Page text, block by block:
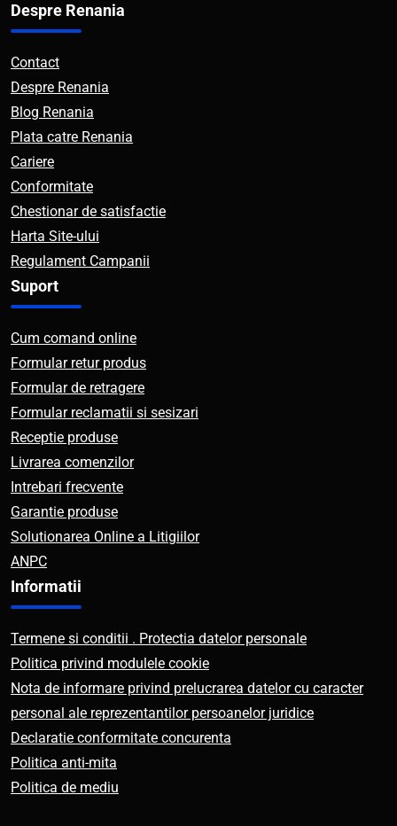
Despre Renania
Contact
Despre Renania
Blog Renania
Plata catre Renania
Cariere
Conformitate
Chestionar de satisfactie
Harta Site-ului
Regulament Campanii
Suport
Cum comand online
Formular retur produs
Formular de retragere
Formular reclamatii si sesizari
Receptie produse
Livrarea comenzilor
Intrebari frecvente
Garantie produse
Solutionarea Online a Litigiilor
ANPC
Informatii
Termene si conditii . Protectia datelor personale
Politica privind modulele cookie
Nota de informare privind prelucrarea datelor cu caracter
personal ale reprezentantilor persoanelor juridice
Declaratie conformitate concurenta
Politica anti-mita
Politica de mediu